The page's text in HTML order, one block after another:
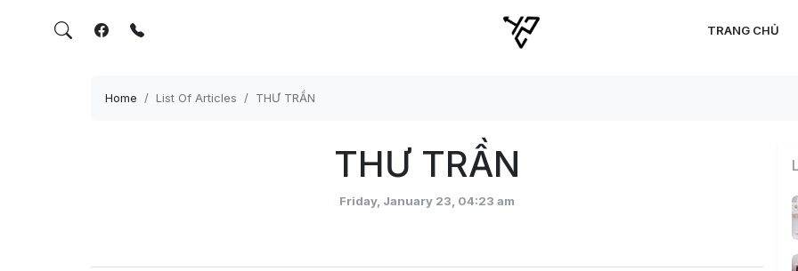
TRANG CHỦ
Home List Of Articles THƯ TRẦN
THƯ TRẦN
Friday, January 23, 04:23 am